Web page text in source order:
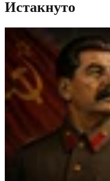
Истакнуто